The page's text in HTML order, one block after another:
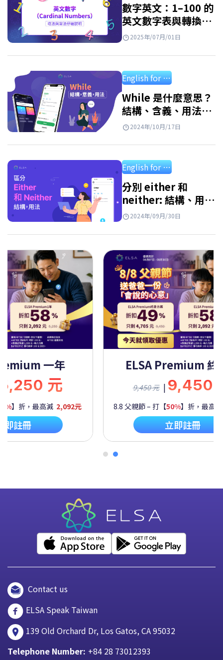
數字英文：1–100 的
英文數字表與轉換方
式2025年/07月/01日
English for starter
While 是什麼意思？
結構、含義、用法及
附答案練習
2024年/10月/17日
English for starter
分別 either 和
neither: 結構、用
法、應用練習
2024年/09月/30日
一年
元
】折，最高減 2,092元
即註冊
ELSA Premium 終
9,450 元 | 9,450
8.8 父親節 – 打【50%】折，最高
立即註冊
Contact us
ELSA Speak Taiwan
139 Old Orchard Dr, Los Gatos, CA 95032
Telephone Number: +84 28 73012393